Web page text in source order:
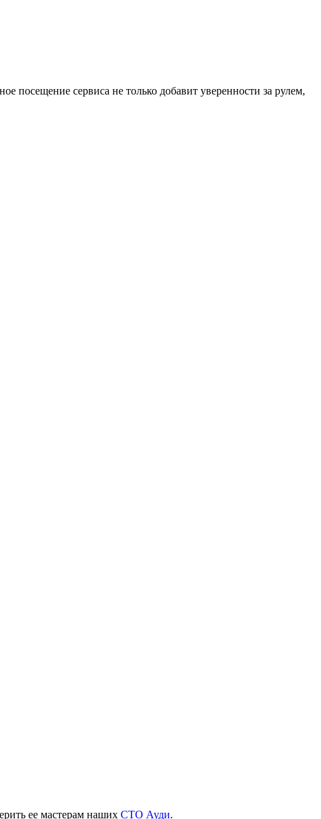
посещение сервиса не только добавит уверенности за рулем,
ее мастерам наших СТО Ауди.